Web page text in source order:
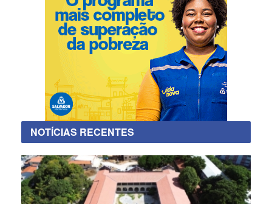
NOTÍCIAS RECENTES